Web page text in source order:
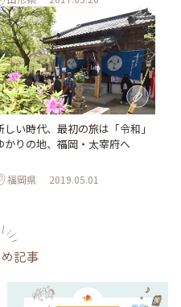
しい時代、最初の旅は「令和」
かりの地、福岡・太宰府へ
福岡県 2019.05.01
記事